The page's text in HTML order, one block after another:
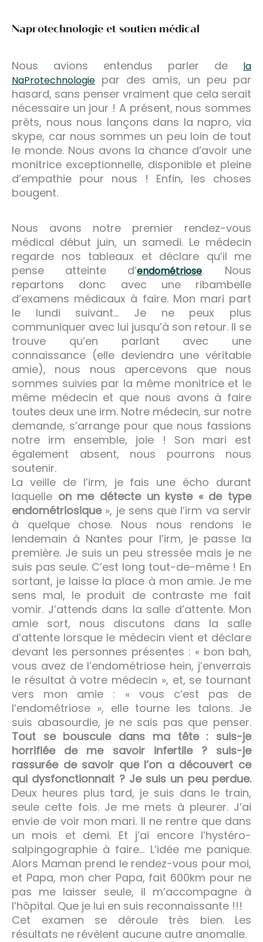
Naprotechnologie et soutien médical
Nous avions entendus parler de la
NaProtechnologie par des amis, un peu par
hasard, sans penser vraiment que cela serait
nécessaire un jour ! A présent, nous sommes
prêts, nous nous lançons dans la napro, via
skype, car nous sommes un peu loin de tout
le monde. Nous avons la chance d’avoir une
monitrice exceptionnelle, disponible et pleine
d’empathie pour nous ! Enfin, les choses
bougent.
Nous avons notre premier rendez-vous
médical début juin, un samedi. Le médecin
regarde nos tableaux et déclare qu’il me
pense atteinte d’endométriose. Nous
repartons donc avec une ribambelle
d’examens médicaux à faire. Mon mari part
le lundi suivant… Je ne peux plus
communiquer avec lui jusqu’à son retour. Il se
trouve qu’en parlant avec une
connaissance (elle deviendra une véritable
amie), nous nous apercevons que nous
sommes suivies par la même monitrice et le
même médecin et que nous avons à faire
toutes deux une irm. Notre médecin, sur notre
demande, s’arrange pour que nous fassions
notre irm ensemble, joie ! Son mari est
également absent, nous pourrons nous
soutenir.
La veille de l’irm, je fais une écho durant
laquelle on me détecte un kyste « de type
endométriosique», je sens que l’irm va servir
à quelque chose. Nous nous rendons le
lendemain à Nantes pour l’irm, je passe la
première. Je suis un peu stressée mais je ne
suis pas seule. C’est long tout-de-même ! En
sortant, je laisse la place à mon amie. Je me
sens mal, le produit de contraste me fait
vomir. J’attends dans la salle d’attente. Mon
amie sort, nous discutons dans la salle
d’attente lorsque le médecin vient et déclare
devant les personnes présentes : « bon bah,
vous avez de l’endométriose hein, j’enverrais
le résultat à votre médecin », et, se tournant
vers mon amie : « vous c’est pas de
l’endométriose », elle tourne les talons. Je
suis abasourdie, je ne sais pas que penser.
Tout se bouscule dans ma tête : suis-je
horrifiée de me savoir infertile ? suis-je
rassurée de savoir que l’on a découvert ce
qui dysfonctionnait ? Je suis un peu perdue.
Deux heures plus tard, je suis dans le train,
seule cette fois. Je me mets à pleurer. J’ai
envie de voir mon mari. Il ne rentre que dans
un mois et demi. Et j’ai encore l’hystéro-
salpingographie à faire… L’idée me panique.
Alors Maman prend le rendez-vous pour moi,
et Papa, mon cher Papa, fait 600km pour ne
pas me laisser seule, il m’accompagne à
l’hôpital. Que je lui en suis reconnaissante !!!
Cet examen se déroule très bien. Les
résultats ne révèlent aucune autre anomalie.